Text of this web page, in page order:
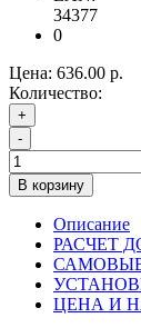
34377
0
Цена: 636.00 р.
Количество:
+
-
В корзину
Описание
РАСЧЕТ
ЦЕНА И